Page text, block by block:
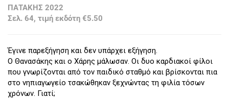
ΠΑΤΑΚΗΣ 2022
Σελ. 64, τιμή εκδότη €5.50
Έγινε παρεξήγηση και δεν υπάρχει εξήγηση.
Ο Θανασάκης και ο Χάρης μάλωσαν. Οι δυο καρδιακοί φίλοι
που γνωρίζονται από τον παιδικό σταθμό και βρίσκονται πια
στο νηπιαγωγείο τσακώθηκαν ξεχνώντας τη φιλία τόσων
χρόνων. Γιατί;